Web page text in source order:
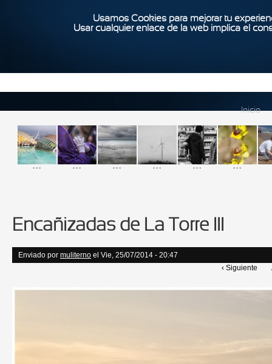
Usamos Cookies para mejorar tu
Usar cualquier enlace de la web implica el
Inicio
... ... ... ... ... ...
Encañizadas de La Torre III
Enviado por muliterno el Vie, 25/07/2014 - 20:47
‹ Siguiente